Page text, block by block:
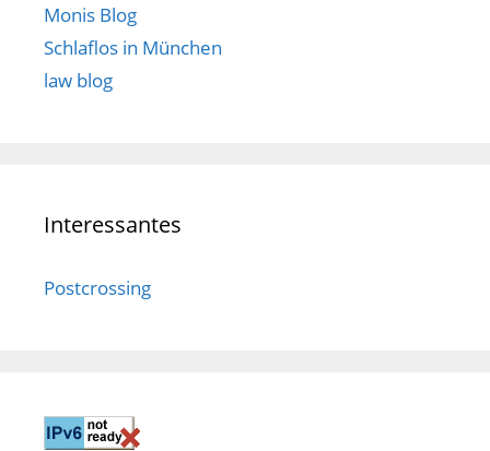
Monis Blog
Schlaflos in München
law blog
Interessantes
Postcrossing